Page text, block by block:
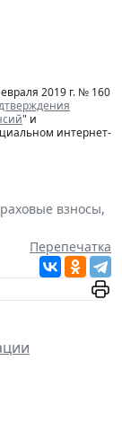
2019 г. № 160
" и
интернет-
взносы,
Перепечатка